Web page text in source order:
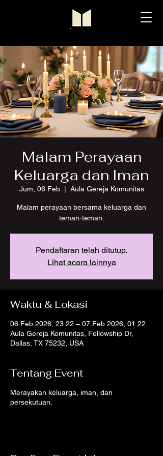
Malam Perayaan
Keluarga dan Iman
Jum, 06 Feb
  |
Aula Gereja Komunitas
Malam perayaan bersama keluarga dan
teman-teman.
Pendaftaran telah ditutup.
Lihat acara lainnya
Waktu & Lokasi
06 Feb 2026, 23.22 – 07 Feb 2026, 01.22
Aula Gereja Komunitas, Fellowship Dr,
Dallas, TX 75232, USA
Tentang Event
Merayakan keluarga, iman, dan
persekutuan.